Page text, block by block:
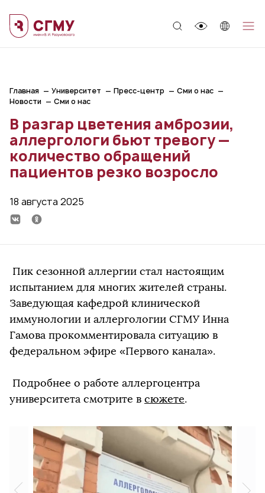
Главная Университет Пресс-центр
Сми о нас
Новости
Сми о нас
В разгар цветения амброзии,
аллергологи бьют тревогу —
количество обращений
пациентов резко возросло
18 августа 2025
Пик сезонной аллергии стал настоящим
испытанием для многих жителей страны.
Заведующая кафедрой клинической
иммунологии и аллергологии СГМУ Инна
Гамова прокомментировала ситуацию в
федеральном эфире «Первого канала».
Подробнее о работе аллергоцентра
университета смотрите в сюжете.